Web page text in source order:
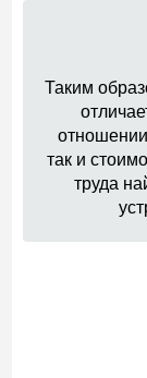
Таким
отношении
так и
труда